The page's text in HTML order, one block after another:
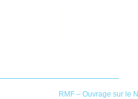
RMF – Ouvrage sur le N